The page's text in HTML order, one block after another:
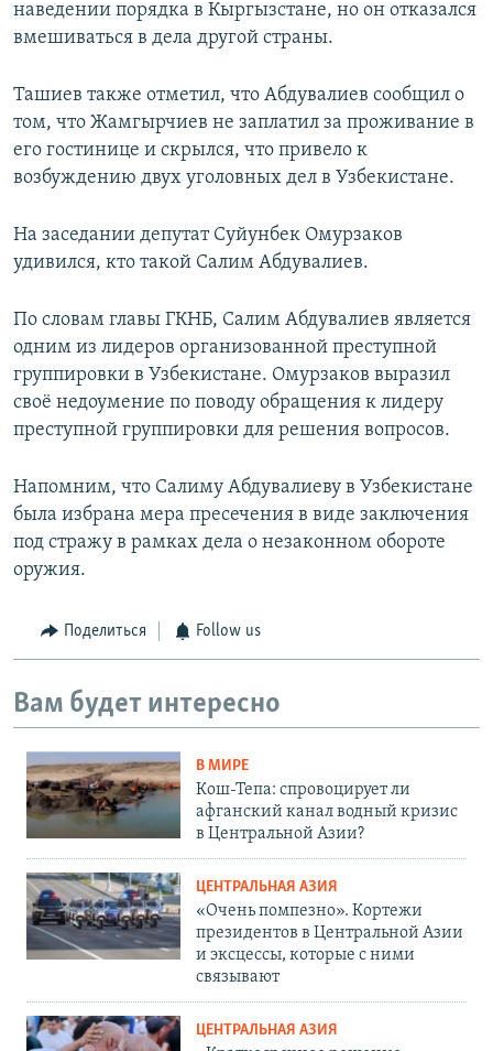
наведении порядка в Кыргызстане, но он отказался
вмешиваться в дела другой страны.
Ташиев также отметил, что Абдувалиев сообщил о
том, что Жамгырчиев не заплатил за проживание в
его гостинице и скрылся, что привело к
возбуждению двух уголовных дел в Узбекистане.
На заседании депутат Суйунбек Омурзаков
удивился, кто такой Салим Абдувалиев.
По словам главы ГКНБ, Салим Абдувалиев является
одним из лидеров организованной преступной
группировки в Узбекистане. Омурзаков выразил
своё недоумение по поводу обращения к лидеру
преступной группировки для решения вопросов.
Напомним, что Салиму Абдувалиеву в Узбекистане
была избрана мера пресечения в виде заключения
под стражу в рамках дела о незаконном обороте
оружия.
Поделиться Follow us
Вам будет интересно
В МИРЕ
Кош-Тепа: спровоцирует ли
афганский канал водный кризис
в Центральной Азии?
ЦЕНТРАЛЬНАЯ АЗИЯ
«Очень помпезно». Кортежи
президентов в Центральной Азии
и эксцессы, которые с ними
связывают
ЦЕНТРАЛЬНАЯ АЗИЯ